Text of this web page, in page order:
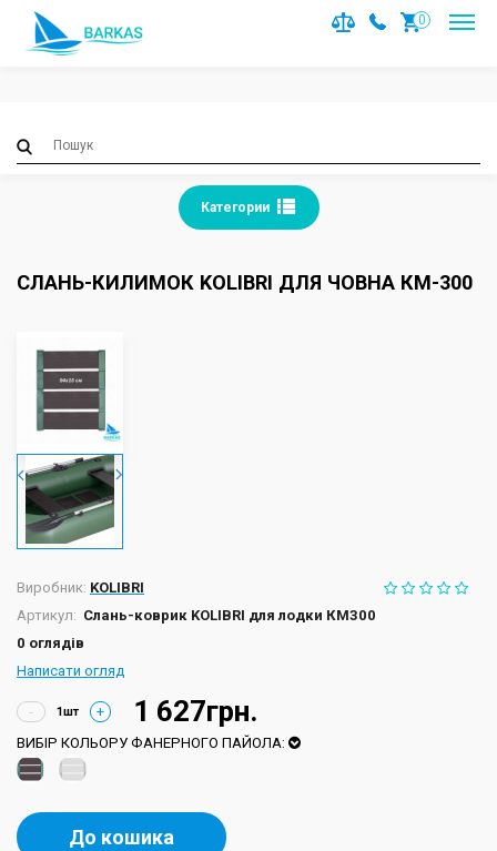
Notice
: Trying to access array offset on value of type null in
/var/www/barkas/data/www/barkas.com.ua/catalog/
on line36
0
Категории
СЛАНЬ-КИЛИМОК KOLIBRI ДЛЯ ЧОВНА КМ-300
Виробник: KOLIBRI
Артикул: Слань-коврик KOLIBRI для лодки КМ300
0 оглядів
Написати огляд
- + 1 627грн.
ВИБІР КОЛЬОРУ ФАНЕРНОГО ПАЙОЛА:
До кошика